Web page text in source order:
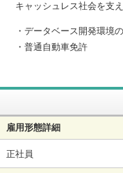
キャッシュレス社会を支
・データベース開発環境
・普通自動車免許
雇用形態詳細
正社員